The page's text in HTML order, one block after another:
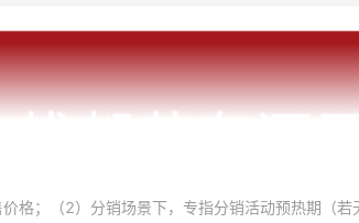
格；（2）分销场景下，专指分销活动预热期（